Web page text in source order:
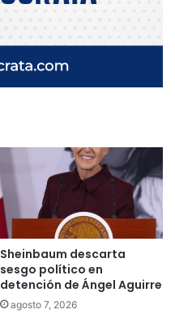
Sheinbaum descarta
sesgo político en
detención de Ángel Aguirre
agosto 7, 2026